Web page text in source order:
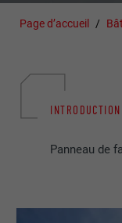
Page d’accueil
INTRODUCTION
Panneau de